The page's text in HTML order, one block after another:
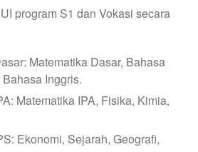
program S1 dan Vokasi secara
Matematika Dasar, Bahasa
Inggris.
Matematika IPA, Fisika, Kimia,
Ekonomi, Sejarah, Geografi,